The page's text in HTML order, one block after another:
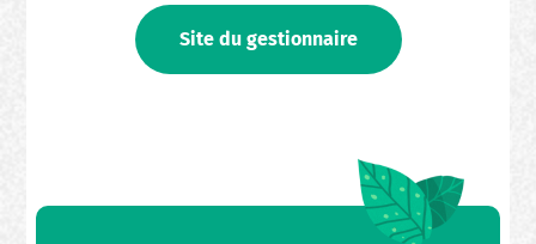
Site du gestionnaire